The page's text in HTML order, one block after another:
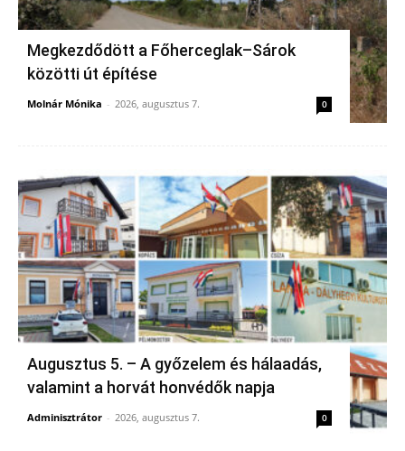
Megkezdődött a Főherceglak–Sárok
közötti út építése
Molnár Mónika - 2026, augusztus 7. 0
Augusztus 5. – A győzelem és hálaadás,
valamint a horvát honvédők napja
Adminisztrátor - 2026, augusztus 7. 0